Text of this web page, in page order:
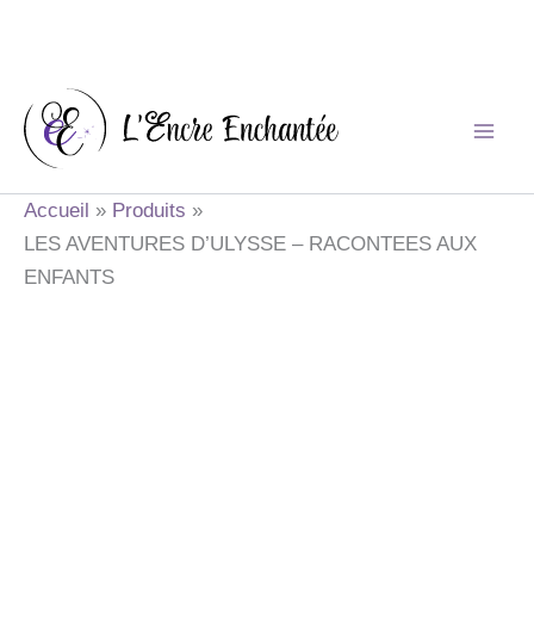
contenu
Accueil
Produits
LES AVENTURES D’ULYSSE – RACONTEES AUX
ENFANTS